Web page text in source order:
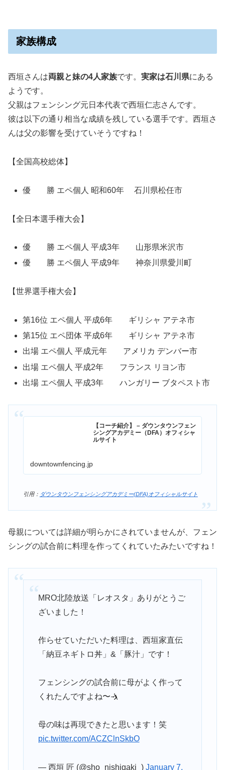
家族構成
西垣さんは両親と妹の4人家族です。 実家は石川県にある
ようです。
父親はフェンシング元日本代表で西垣仁志さんです。
彼は以下の通り相当な成績を残している選手です。西垣さ
んは父の影響を受けていそうですね！
【全国高校総体】
優 勝 エペ個人 昭和60年 石川県松任市
【全日本選手権大会】
優 勝 エペ個人 平成3年 山形県米沢市
優 勝 エペ個人 平成9年 神奈川県愛川町
【世界選手権大会】
第16位 エペ個人 平成6年 ギリシャ アテネ市
第15位 エペ団体 平成6年 ギリシャ アテネ市
出場 エペ個人 平成元年 アメリカ デンバー市
出場 エペ個人 平成2年 フランス リヨン市
出場 エペ個人 平成3年 ハンガリー ブタペスト市
【コーチ紹介】 – ダウンタウンフェン
シングアカデミー（DFA）オフィシャ
ルサイト
downtownfencing.jp
引用： ダウンタウンフェンシングアカデミー(DFA)オフィシャルサイト
母親については詳細が明らかにされていませんが、フェン
シングの試合前に料理を作ってくれていたみたいですね！
MRO北陸放送「レオスタ」ありがとうご
ざいました！
作らせていただいた料理は、西垣家直伝
「納豆ネギトロ丼」&「豚汁」です！
フェンシングの試合前に母がよく作って
くれたんですよね〜🤺
母の味は再現できたと思います！笑
pic.twitter.com/ACZClnSkbO
— 西垣 匠 (@sho_nishigaki_) January 7,